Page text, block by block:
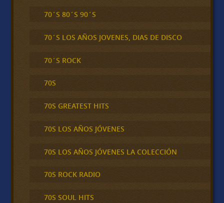
70´S 80´S 90´S
70´S LOS AÑOS JOVENES, DIAS DE DISCO
70´S ROCK
70S
70S GREATEST HITS
70S LOS AÑOS JÓVENES
70S LOS AÑOS JÓVENES LA COLECCIÓN
70S ROCK RADIO
70S SOUL HITS